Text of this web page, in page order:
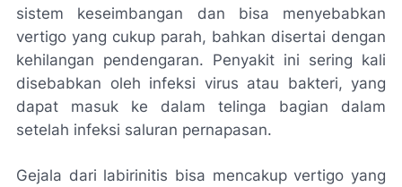
sistem keseimbangan dan bisa menyebabkan
vertigo yang cukup parah, bahkan disertai dengan
kehilangan pendengaran. Penyakit ini sering kali
disebabkan oleh infeksi virus atau bakteri, yang
dapat masuk ke dalam telinga bagian dalam
setelah infeksi saluran pernapasan.
Gejala dari labirinitis bisa mencakup vertigo yang